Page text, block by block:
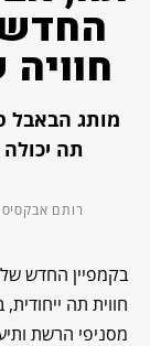
תה
רותם אבקסיס
חווית תה
מסניפי הרשת